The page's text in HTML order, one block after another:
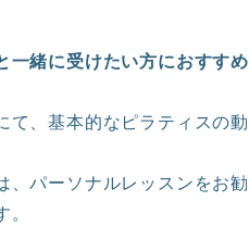
一緒に受けたい方におすすめ
て、基本的なピラティスの動
パーソナルレッスンをお勧